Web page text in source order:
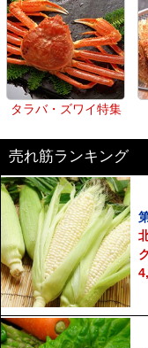
タラバ・ズワイ特集
売れ筋ランキング